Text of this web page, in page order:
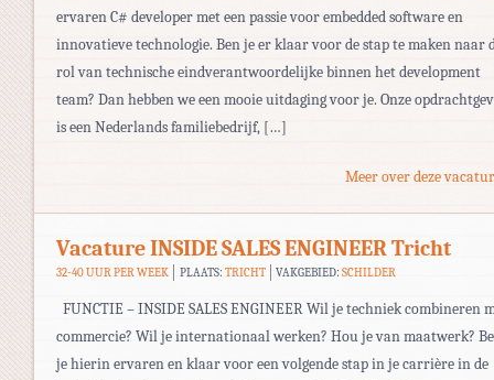
ervaren C# developer met een passie voor embedded software en
innovatieve technologie. Ben je er klaar voor de stap te maken naar
rol van technische eindverantwoordelijke binnen het development
team? Dan hebben we een mooie uitdaging voor je. Onze
is een Nederlands familiebedrijf, […]
Meer over deze
Vacature INSIDE SALES ENGINEER Tricht
32-40 UUR PER WEEK PLAATS: TRICHT VAKGEBIED:SCHILDER
FUNCTIE – INSIDE SALES ENGINEER Wil je techniek combineren
commercie? Wil je internationaal werken? Hou je van maatwerk?
je hierin ervaren en klaar voor een volgende stap in je carrière in de